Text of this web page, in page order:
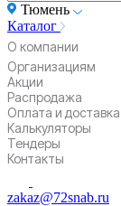
Тюмень
Каталог
О компании
Организациям
Акции
Распродажа
Оплата и доставка
Калькуляторы
Тендеры
Контакты
zakaz@72snab.ru